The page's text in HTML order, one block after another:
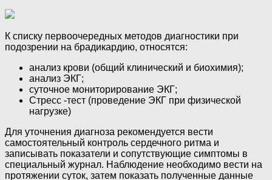
К списку первоочередных методов диагностики при
подозрении на брадикардию, относятся:
анализ крови (общий клинический и биохимия);
анализ ЭКГ;
суточное мониторирование ЭКГ;
Стресс -тест (проведение ЭКГ при физической
нагрузке)
Для уточнения диагноза рекомендуется вести
самостоятельный контроль сердечного ритма и
записывать показатели и сопутствующие симптомы в
специальный журнал. Наблюдение необходимо вести на
протяжении суток, затем показать полученные данные